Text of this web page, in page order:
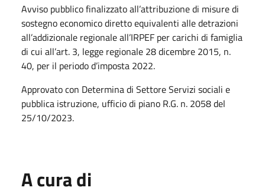
Avviso pubblico finalizzato all’attribuzione di misure di
sostegno economico diretto equivalenti alle detrazioni
all’addizionale regionale all’IRPEF per carichi di famiglia
di cui all’art. 3, legge regionale 28 dicembre 2015, n.
40, per il periodo d’imposta 2022.
Approvato con Determina di Settore Servizi sociali e
pubblica istruzione, ufficio di piano R.G. n. 2058 del
25/10/2023.
A cura di